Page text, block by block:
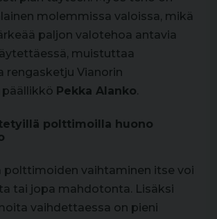
molemmissa valoissa, mikä
paljon valotehoa antavia
muistuttaa
rengasketju Vianorin
Pekka Alanko.
polttimoilla huono
polttimoiden vaihtaminen itse voi
tai jopa mahdotonta. Lisäksi
vaihdettaessa on pieni